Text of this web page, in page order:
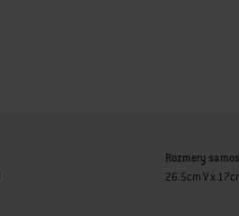
Rozmery
26.5cm V x